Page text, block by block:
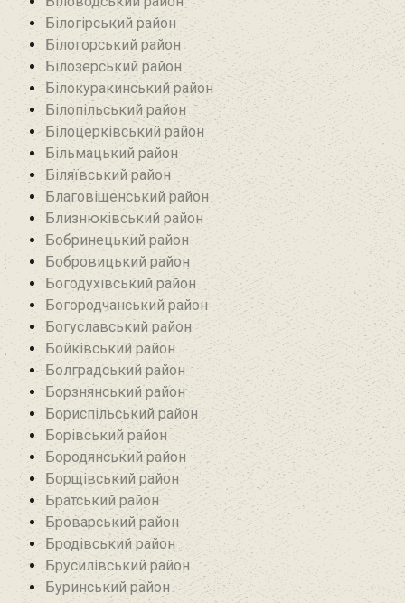
Білогірський район
Білогорський район
Білозерський район
Білокуракинський район‎
Білопільський район
Білоцерківський район
Більмацький район
Біляївський район‎
Благовіщенський район
Близнюківський район
Бобринецький район
Бобровицький район
Богодухівський район
Богородчанський район
Богуславський район
Бойківський район
Болградський район
Борзнянський район
Бориспільський район
Борівський район
Бородянський район
Борщівський район‎
Братський район‎
Броварський район
Бродівський район‎
Брусилівський район‎
Буринський район